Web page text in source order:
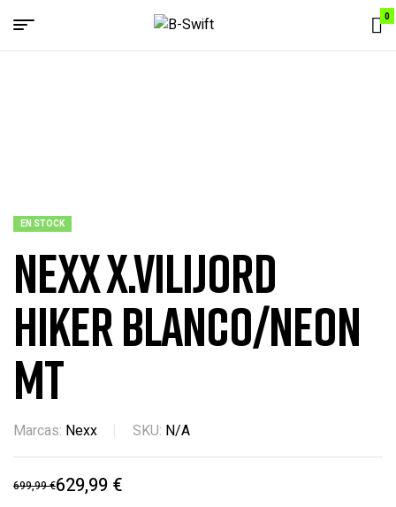
B-
0
Menu
EN STOCK
NEXX X.VILIJORD
HIKER BLANCO/NEON
MT
Marcas: Nexx SKU: N/A
699,99€629,99 €